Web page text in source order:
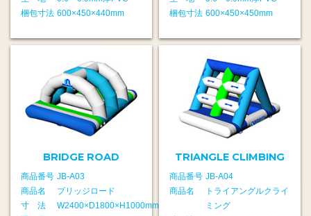
梱包寸法 600×450×440mm
梱包寸法 600×450×450mm
BRIDGE ROAD
商品番号 JB-A03
商品名
ブリッジロード
寸 法
W2400×D1800×H1000mm
TRIANGLE CLIMBING
商品番号 JB-A04
商品名
トライアングルクライ
ミング